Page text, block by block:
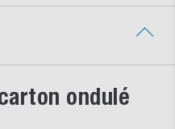
ondulé